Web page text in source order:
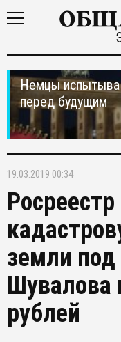
Немцы
перед будущим
19.03.2019 00:34
земли
Шувалова
рублей